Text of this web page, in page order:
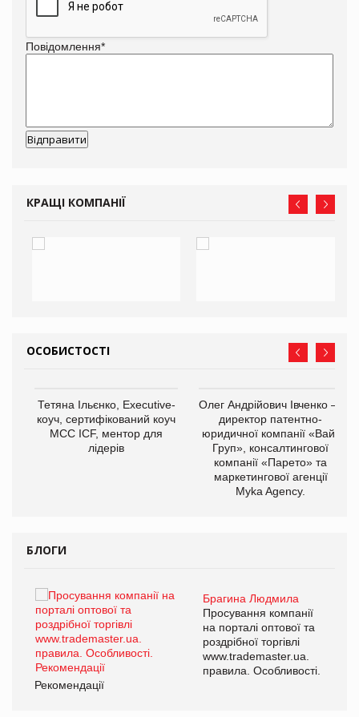
Повідомлення*
КРАЩІ КОМПАНІЇ
ОСОБИСТОСТІ
Тетяна Ільєнко, Executive-
коуч, сертифікований коуч
МСС ICF, ментор для
лідерів
Олег Андрійович Івченко —
директор патентно-
юридичної компанії «Вайз
Груп», консалтингової
компанії «Парето» та
маркетингової агенції
Myka Agency.
БЛОГИ
Брагина Людмила
Просування компанії
на порталі оптової та
роздрібної торгівлі
www.trademaster.ua.
правила. Особливості.
Рекомендації